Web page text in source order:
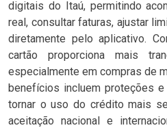
digitais do Itaú, permitindo
real, consultar faturas, ajustar
diretamente pelo aplicativo.
cartão proporciona mais
especialmente em compras de
benefícios incluem proteções
tornar o uso do crédito mais
aceitação nacional e